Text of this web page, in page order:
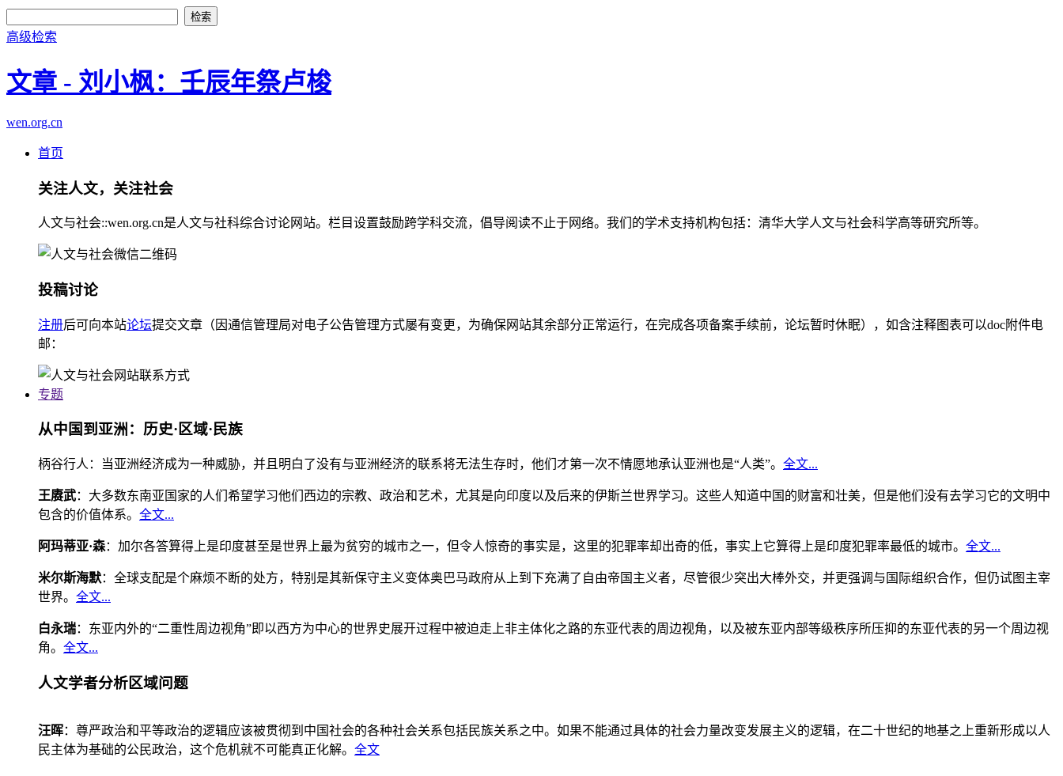
高级检索
文章 - 刘小枫：壬辰年祭卢梭
wen.org.cn
首页
关注人文，关注社会
人文与社会::wen.org.cn是人文与社科综合讨论网站。栏目设置鼓励跨学科交流，倡导阅读不止于网络。我们的学术支持机构包括：清华大学人文与社会科学高等研究所等。
投稿讨论
注册后可向本站论坛提交文章（因通信管理局对电子公告管理方式屡有变更，为确保网站其余部分正常运行，在完成各项备案手续前，论坛暂时休眠），如含注释图表可以doc附件电
邮：
专题
从中国到亚洲：历史·区域·民族
柄谷行人：当亚洲经济成为一种威胁，并且明白了没有与亚洲经济的联系将无法生存时，他们才第一次不情愿地承认亚洲也是“人类”。 全文...
王赓武：大多数东南亚国家的人们希望学习他们西边的宗教、政治和艺术，尤其是向印度以及后来的伊斯兰世界学习。这些人知道中国的财富和壮美，但是他们没有去学习它的文明中
包含的价值体系。 全文...
阿玛蒂亚·森：加尔各答算得上是印度甚至是世界上最为贫穷的城市之一，但令人惊奇的事实是，这里的犯罪率却出奇的低，事实上它算得上是印度犯罪率最低的城市。 全文...
米尔斯海默：全球支配是个麻烦不断的处方，特别是其新保守主义变体奥巴马政府从上到下充满了自由帝国主义者，尽管很少突出大棒外交，并更强调与国际组织合作，但仍试图主宰
世界。 全文...
白永瑞：东亚内外的“二重性周边视角”即以西方为中心的世界史展开过程中被迫走上非主体化之路的东亚代表的周边视角，以及被东亚内部等级秩序所压抑的东亚代表的另一个周边视
角。 全文...
人文学者分析区域问题
汪晖：尊严政治和平等政治的逻辑应该被贯彻到中国社会的各种社会关系包括民族关系之中。如果不能通过具体的社会力量改变发展主义的逻辑，在二十世纪的地基之上重新形成以人
民主体为基础的公民政治，这个危机就不可能真正化解。 全文